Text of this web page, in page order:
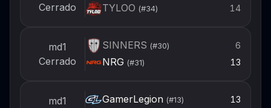
Cerrado
TYLOO (#34) 14
md1
Cerrado
SINNERS (#30) 6
NRG(#31) 13
md1
GamerLegion(#13) 13